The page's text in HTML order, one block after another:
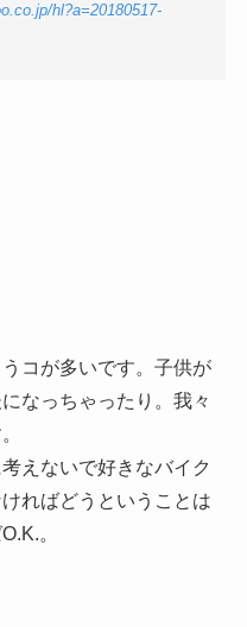
hl?a=20180517-
コが多いです。子供が
なっちゃったり。我々
えないで好きなバイク
ればどうということは
。